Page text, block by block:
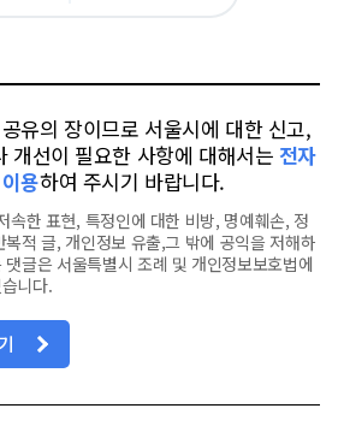
유의 장이므로 서울시에 대한 신고,
개선이 필요한 사항에 대해서는 전자
용하여 주시기 바랍니다.
속한 표현, 특정인에 대한 비방, 명예훼손, 정
적 글, 개인정보 유출,그 밖에 공익을 저해하
글은 서울특별시 조례 및 개인정보보호법에
니다.